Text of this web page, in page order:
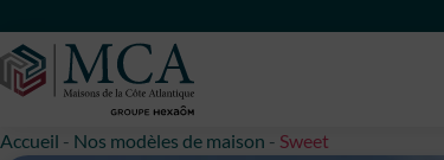
Accueil - Nos modèles de maison - Sweet